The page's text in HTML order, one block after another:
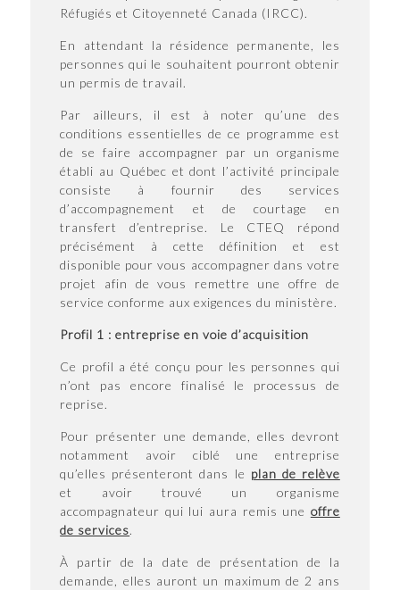
Réfugiés et Citoyenneté Canada (IRCC).
En attendant la résidence permanente, les
personnes qui le souhaitent pourront obtenir
un permis de travail.
Par ailleurs, il est à noter qu’une des
conditions essentielles de ce programme est
de se faire accompagner par un organisme
établi au Québec et dont l’activité principale
consiste à fournir des services
d’accompagnement et de courtage en
transfert d’entreprise. Le CTEQ répond
précisément à cette définition et est
disponible pour vous accompagner dans votre
projet afin de vous remettre une offre de
service conforme aux exigences du ministère.
Profil 1 : entreprise en voie d’acquisition
Ce profil a été conçu pour les personnes qui
n’ont pas encore finalisé le processus de
reprise.
Pour présenter une demande, elles devront
notamment avoir ciblé une entreprise
qu’elles présenteront dans le plan de relève
et avoir trouvé un organisme
accompagnateur qui lui aura remis une offre
de services.
À partir de la date de présentation de la
demande, elles auront un maximum de 2 ans